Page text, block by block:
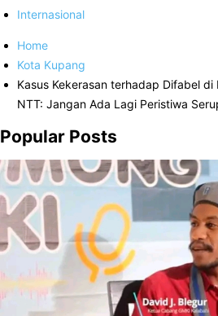
Internasional
Home
Kota Kupang
Kasus Kekerasan terhadap Difabel di
NTT: Jangan Ada Lagi Peristiwa
Popular Posts